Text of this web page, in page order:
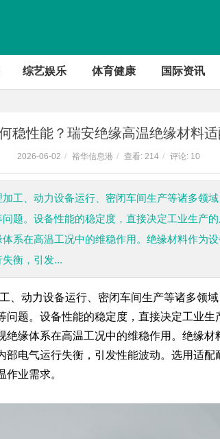
综艺娱乐 体育健康 国际资讯
稳性能？瑞安绝缘高温绝缘材料
2026-06-02 / 裕华信息港 / 查看: 214 / 评论: 10
工、动力设备运行、密闭车间生产等诸多领
题。设备性能的稳定度，直接决定工业生产
系在高温工况中的维稳作用。绝缘材料作为
衡，引发...
、动力设备运行、密闭车间生产等诸多领
问题。设备性能的稳定度，直接决定工业
绝缘体系在高温工况中的维稳作用。绝缘
部电气运行失衡，引发性能波动。选用适
业需求。